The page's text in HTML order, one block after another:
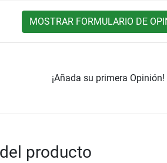
MOSTRAR FORMULARIO DE
¡Añada su primera Opinión!
producto